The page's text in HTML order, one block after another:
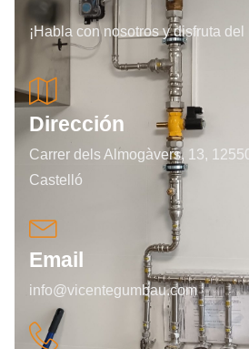
¡Habla con nosotros y disfruta
Dirección
Carrer dels Almogàvers, 13,
Castelló
Email
info@vicentegumbau.com